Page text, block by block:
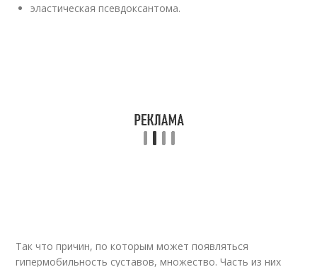
эластическая псевдоксантома.
Так что причин, по которым может появляться
гипермобильность суставов, множество. Часть из них